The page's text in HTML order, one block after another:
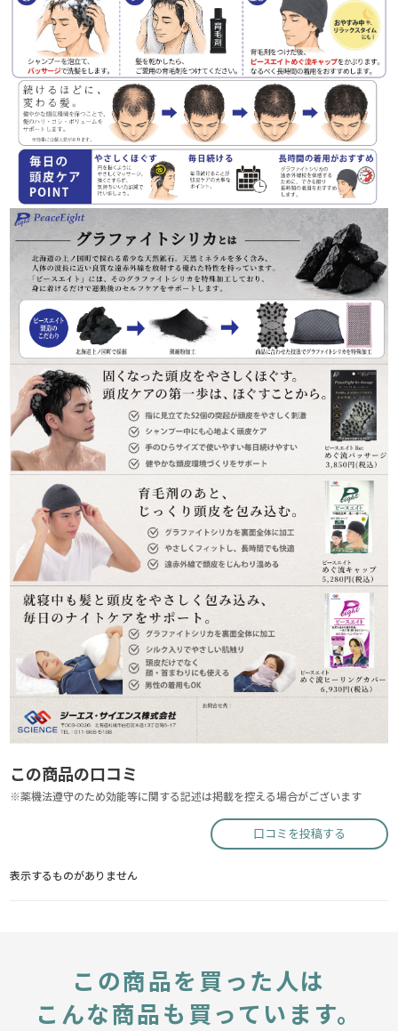
この商品の口コミ
※薬機法遵守のため効能等に関する記述は掲載を控える場合がございます
口コミを投稿する
表示するものがありません
この商品を買った人は
こんな商品も買っています。